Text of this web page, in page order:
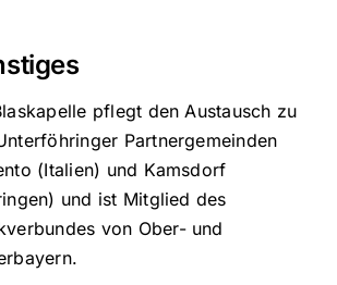
pflegt den Austausch zu
Partnergemeinden
(Italien) und Kamsdorf
und ist Mitglied des
von Ober- und